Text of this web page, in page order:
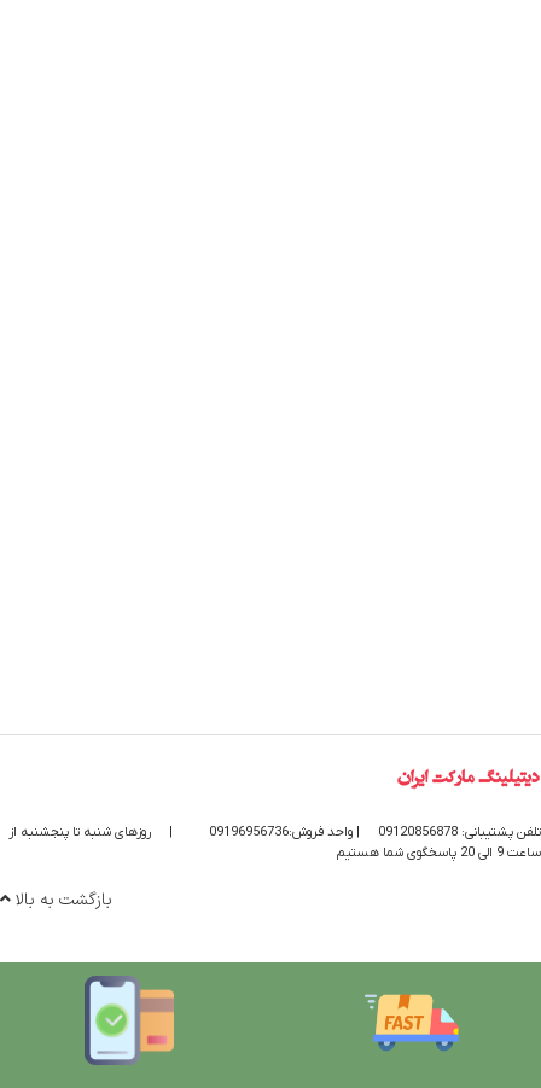
تلفن پشتیبانی: 09120856878 | واحد فروش:09196956736 |
روزهای شنبه تا پنجشنبه از
ساعت 9 الی 20 پاسخگوی شما هستیم
بازگشت به بالا